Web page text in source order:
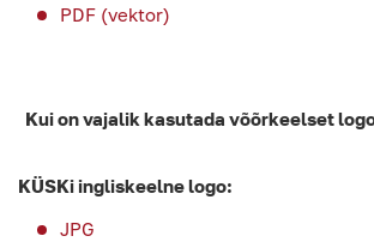
PDF (vektor)
Kui on vajalik kasutada võõrkeelset
KÜSKi ingliskeelne logo:
JPG